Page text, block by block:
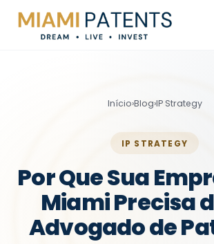
Início›Blog›IP Strategy
IP STRATEGY
Por Que Sua
Miami Precisa
Advogado de